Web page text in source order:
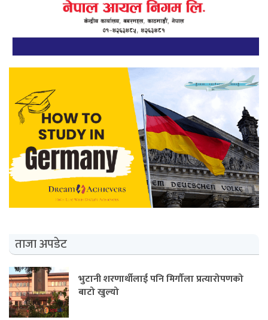
ताजा अपडेट
भुटानी शरणार्थीलाई पनि मिर्गौला प्रत्यारोपणको
बाटो खुल्यो